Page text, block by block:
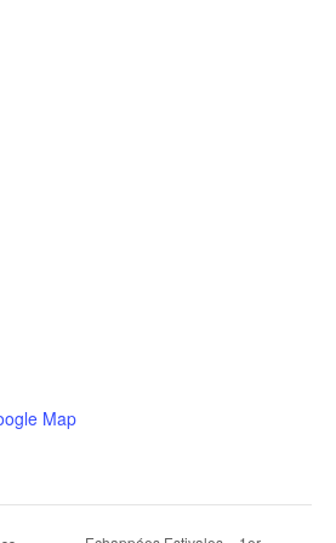
Map